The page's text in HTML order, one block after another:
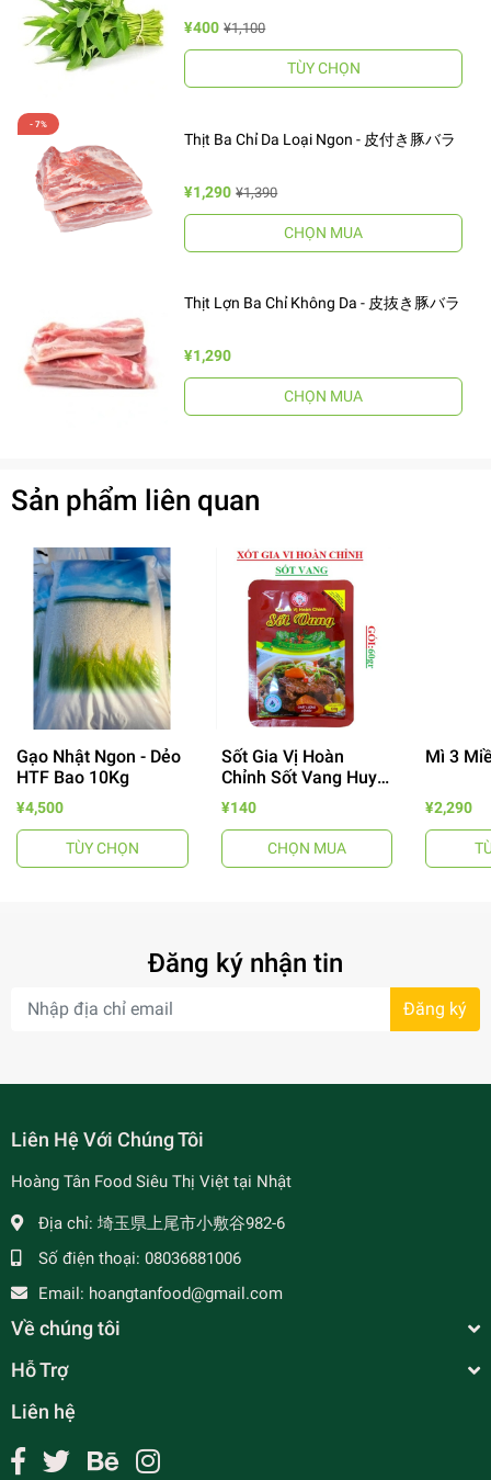
- 64%
¥400 ¥1,100
TÙY CHỌN
- 7%
Thịt Ba Chỉ Da Loại Ngon - 皮付き豚バラ
¥1,290 ¥1,390
CHỌN MUA
Thịt Lợn Ba Chỉ Không Da - 皮抜き豚バラ
¥1,290
CHỌN MUA
Sản phẩm liên quan
Gạo Nhật Ngon - Dẻo
HTF Bao 10Kg
¥4,500
TÙY CHỌN
Sốt Gia Vị Hoàn
Chỉnh Sốt Vang Huy
Tuấn
¥140
CHỌN MUA
Mì 3
¥2,290
Đăng ký nhận tin
Đăng ký
Liên Hệ Với Chúng Tôi
Hoàng Tân Food Siêu Thị Việt tại Nhật
Địa chỉ: 埼玉県上尾市小敷谷982-6
Số điện thoại: 08036881006
Email: hoangtanfood@gmail.com
Về chúng tôi
Hỗ Trợ
Liên hệ
undefined